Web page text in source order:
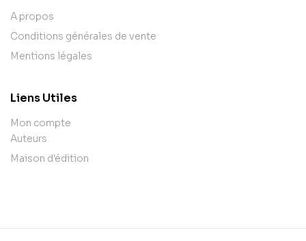
A propos
Conditions générales de vente
Mentions légales
Liens Utiles
Mon compte
Auteurs
Maison d'édition